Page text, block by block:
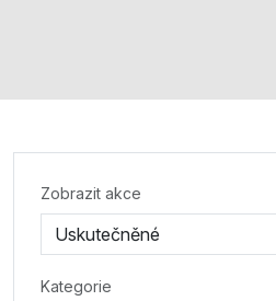
Zobrazit akce
Kategorie